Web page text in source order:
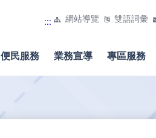
::: 網站導覽 雙語詞彙
便民服務 業務宣導 專區服務